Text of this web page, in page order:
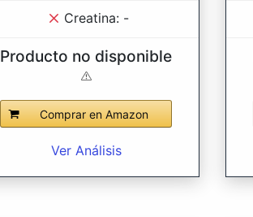
Creatina: -
Producto no disponible
Comprar en Amazon
Ver Análisis